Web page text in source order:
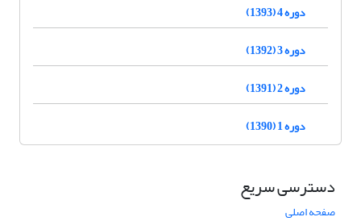
دوره 4 (1393)
دوره 3 (1392)
دوره 2 (1391)
دوره 1 (1390)
دسترسی سریع
صفحه اصلی